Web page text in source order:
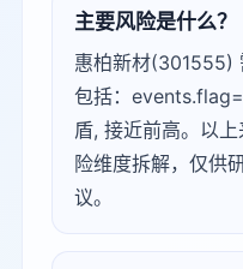
主要风险是什么？
惠柏新材(301555)
包括：
盾, 接近前高。以
险维度拆解，仅供
议。